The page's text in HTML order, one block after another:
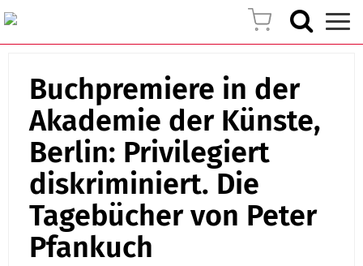
Buchpremiere in der
Akademie der Künste,
Berlin: Privilegiert
diskriminiert. Die
Tagebücher von Peter
Pfankuch